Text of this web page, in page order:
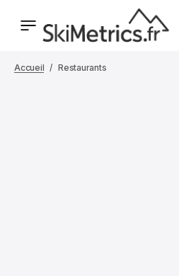
Accueil Restaurants